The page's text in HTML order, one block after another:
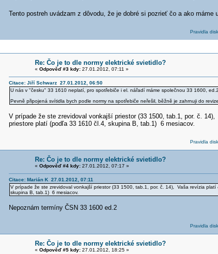
Tento postreh uvádzam z dôvodu, že je dobré si pozrieť čo a ako máme
Pravidla
Re: Čo je to dle normy elektrické svietidlo?
« Odpověď #3 kdy:27.01.2012, 07:11 »
Citace: Jiří Schwarz 27.01.2012, 06:50
U nás v "česku" 33 1610 neplatí, pro spotřebiče i el. nářadí máme společnou 33 1600, ed.2
Pevně připojená svítidla bych podle normy na spotřebiče neřešil, běžně je zahrnuji do
V prípade že ste zrevidoval vonkajší priestor (33 1500, tab.1, por. č.
priestore platí (podľa 33 1610 čl.4, skupina B, tab.1) 6 mesiacov.
Pravidla
Re: Čo je to dle normy elektrické svietidlo?
« Odpověď #4 kdy:27.01.2012, 07:17 »
Citace: Marián K 27.01.2012, 07:11
V prípade že ste zrevidoval vonkajší priestor (33 1500, tab.1, por. č. 14), Vaša revízia
skupina B, tab.1) 6 mesiacov.
Nepoznám termíny ČSN 33 1600 ed.2
Pravidla
Re: Čo je to dle normy elektrické svietidlo?
« Odpověď #5 kdy:27.01.2012, 18:25 »